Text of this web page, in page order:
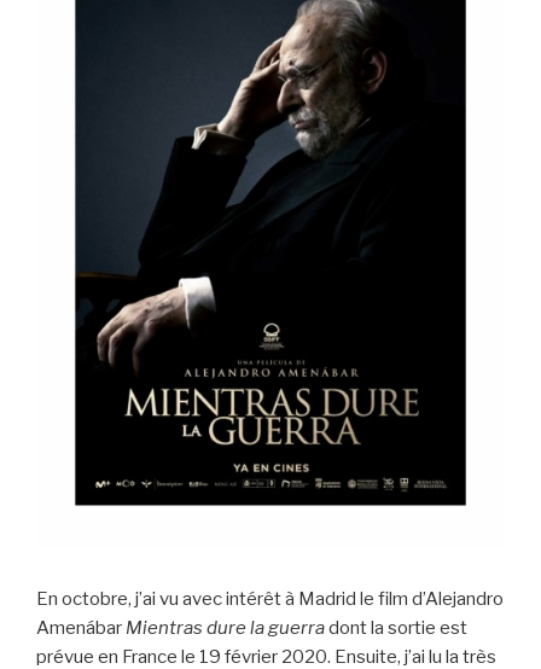
En octobre, j’ai vu avec intérêt à Madrid le film d’Alejandro
Amenábar Mientras dure la guerradont la sortie est
prévue en France le 19 février 2020. Ensuite, j’ai lu la très